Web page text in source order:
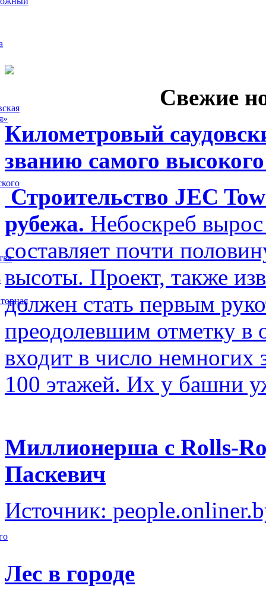
Свежие
Километровый
званию самого
Строительство JEC
рубежа. Небоскреб
составляет почти
высоты. Проект, также
должен стать первым
преодолевшим отметку в
входит в число
100 этажей. Их у башни
Миллионерша с Rolls-
Паскевич
Источник:
Лес в городе